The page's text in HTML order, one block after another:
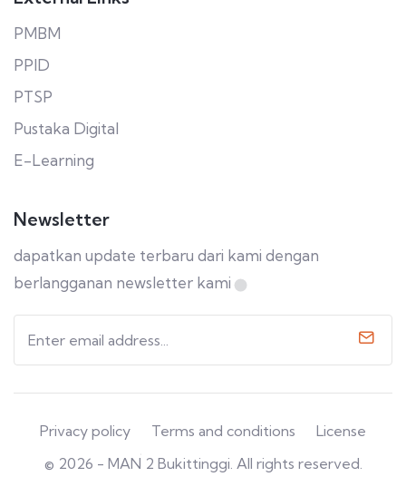
PMBM
PPID
PTSP
Pustaka Digital
E-Learning
Newsletter
dapatkan update terbaru dari kami dengan
berlangganan newsletter kami
© 2026 - MAN 2 Bukittinggi. All rights reserved.
Privacy policy Terms and conditions License